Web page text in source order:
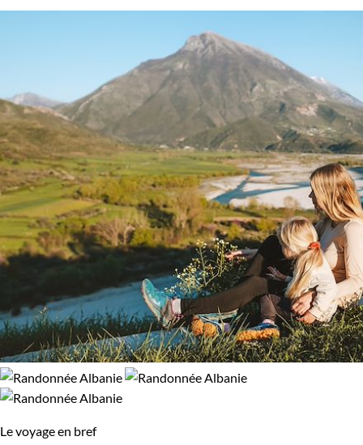
Voyages en familleAlbanie
Le voyage en bref